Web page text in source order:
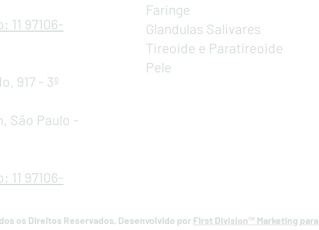
11 97106-
917 - 3º
São Paulo -
11 97106-
os Direitos Reservados, Desenvolvido por First Division™ Marketing para
Faringe
Glandulas Salivares
Tireoide e Paratireoide
Pele